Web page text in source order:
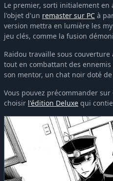
Le premier, sorti initialement en
l'objet d'un remaster sur PC à
version mettra en lumière les
jeu clés, comme la fusion
Raidou travaille sous
tout en combattant des
son mentor, un chat noir doté
Vous pouvez précommander sur
choisir l'édition Deluxe qui